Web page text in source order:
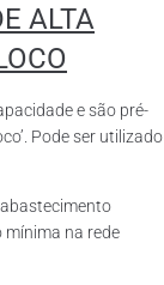
ALTA
e são pré-
Pode ser utilizado
mínima na rede